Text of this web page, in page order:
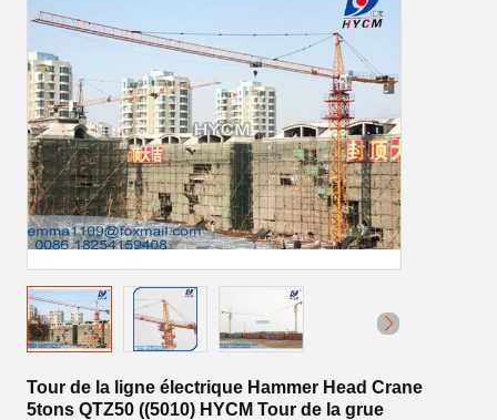
Tour de la ligne électrique Hammer Head Crane
5tons QTZ50 ((5010) HYCM Tour de la grue